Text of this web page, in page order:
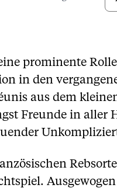
prominente
in den
aus dem
Freunde in